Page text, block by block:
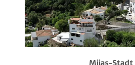
Mijas-Stadt